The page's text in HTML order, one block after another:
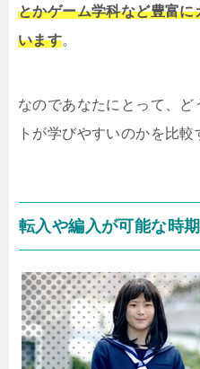
とかゲーム学科など豊富
います。
なのであなたにとって、
トが学びやすいのかを比較
転入や編入が可能な時